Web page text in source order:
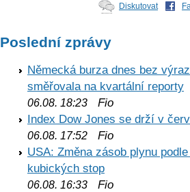
Diskutovat
Poslední zprávy
Německá burza dnes bez
směřovala na kvartální reporty
06.08. 18:23 Fio
Index Dow Jones se drží v
06.08. 17:52 Fio
USA: Změna zásob plynu
kubických stop
06.08. 16:33 Fio